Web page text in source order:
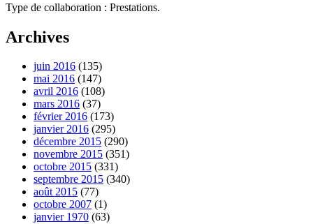
Type de collaboration : Prestations.
Archives
juin 2016 (135)
mai 2016 (147)
avril 2016 (108)
mars 2016 (37)
février 2016 (173)
janvier 2016 (295)
décembre 2015 (290)
novembre 2015 (351)
octobre 2015 (331)
septembre 2015 (340)
août 2015 (77)
octobre 2007 (1)
janvier 1970 (63)